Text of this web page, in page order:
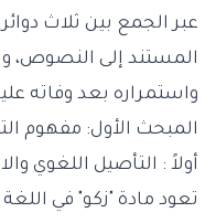
عبر الجمع بين ثلاث
المستند إلى النصوص،
واستمراره بعد وفاته
المبحث الأول: مفهوم
أولاً : التأصيل اللغوي
تعود مادة "زكو" في